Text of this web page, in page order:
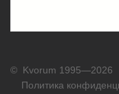
© Kvorum 1995—2026
Политика